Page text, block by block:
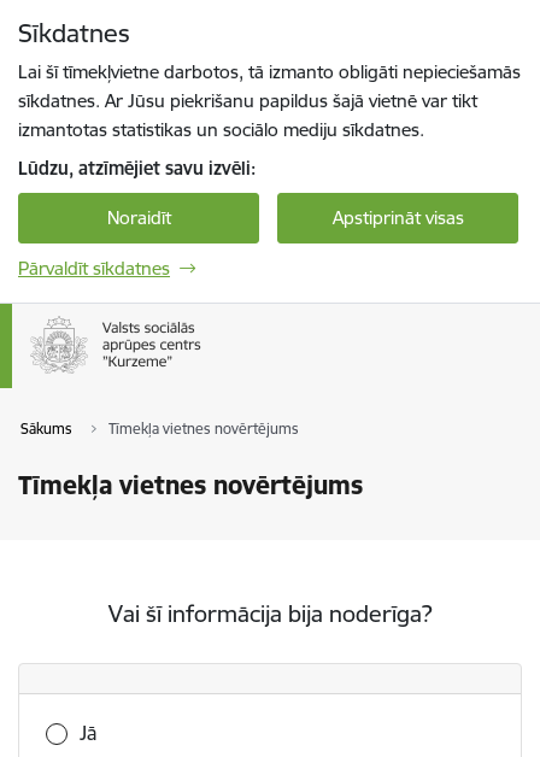
Sīkdatnes
Lai šī tīmekļvietne darbotos, tā izmanto obligāti nepieciešamās
sīkdatnes. Ar Jūsu piekrišanu papildus šajā vietnē var tikt
izmantotas statistikas un sociālo mediju sīkdatnes.
Lūdzu, atzīmējiet savu izvēli:
Noraidīt Apstiprināt visas
Pārvaldīt sīkdatnes
Sākums Tīmekļa vietnes novērtējums
Tīmekļa vietnes novērtējums
Vai šī informācija bija noderīga?
Vai šī informācija bija noderīga?
Jā